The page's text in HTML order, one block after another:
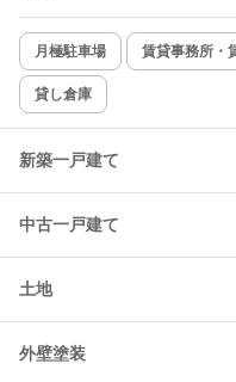
新着のみ
該当件数:
月極駐車場 賃貸事務所・
貸し倉庫
新築一戸建て
中古一戸建て
土地
外壁塗装